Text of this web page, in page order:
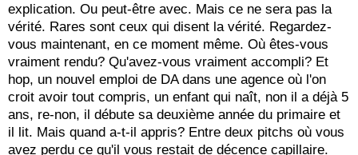
explication. Ou peut-être avec. Mais ce ne sera pas la
vérité. Rares sont ceux qui disent la vérité. Regardez-
vous maintenant, en ce moment même. Où êtes-vous
vraiment rendu? Qu'avez-vous vraiment accompli? Et
hop, un nouvel emploi de DA dans une agence où l'on
croit avoir tout compris, un enfant qui naît, non il a déjà 5
ans, re-non, il débute sa deuxième année du primaire et
il lit. Mais quand a-t-il appris? Entre deux pitchs où vous
avez perdu ce qu'il vous restait de décence capillaire.